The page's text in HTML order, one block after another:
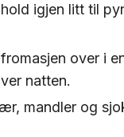
igjen litt til
over i
natten.
mandler og